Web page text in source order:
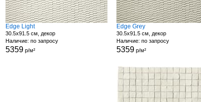
Edge Light
30.5x91.5 см, декор
Наличие: по запросу
5359р/м²
Edge Grey
30.5x91.5 см, декор
Наличие: по запросу
5359 р/м²